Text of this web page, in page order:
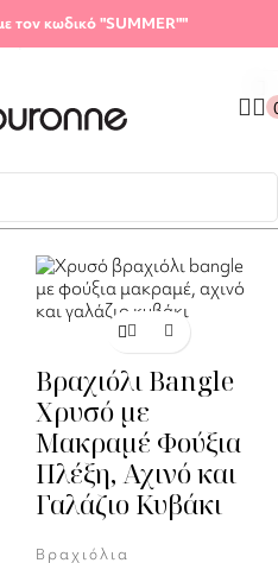
τον κωδικό "SUMMER""
Σελίδα 3
Βραχιόλι Bangle
Χρυσό με
Μακραμέ Φούξια
Πλέξη, Αχινό και
Γαλάζιο Κυβάκι
Βραχιόλια